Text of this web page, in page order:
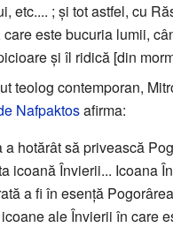
etc.... ; și tot astfel, cu
care este bucuria lumii,
și îl ridică [din
teolog contemporan,
Nafpaktosafirma:
a hotărât să privească
icoană Învierii... Icoana
a fi în esență
ale Învierii în care